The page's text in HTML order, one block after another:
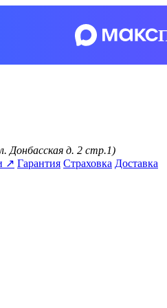
Донбасская д. 2 стр.1)
↗ Гарантия Страховка Доставка